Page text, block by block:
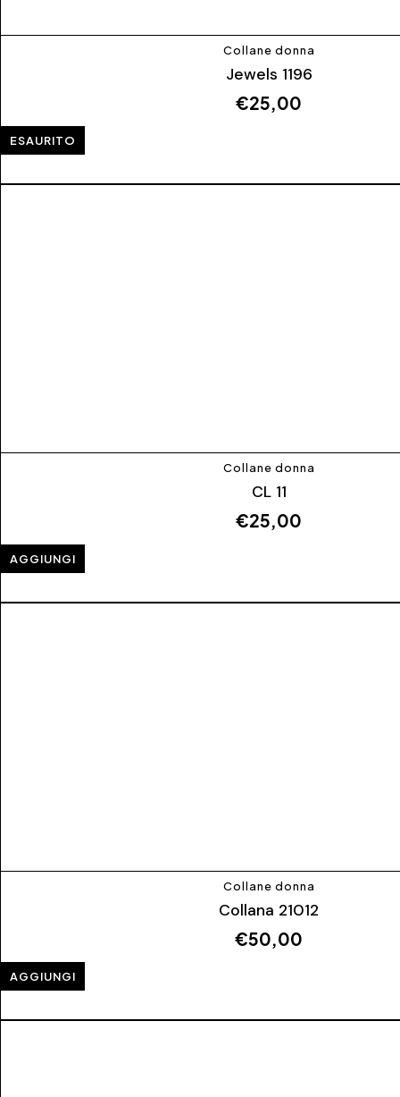
Collane donna
Jewels 1196
€25,00
ESAURITO
Collane donna
CL 11
€25,00
AGGIUNGI
Collane donna
Collana 21012
€50,00
AGGIUNGI